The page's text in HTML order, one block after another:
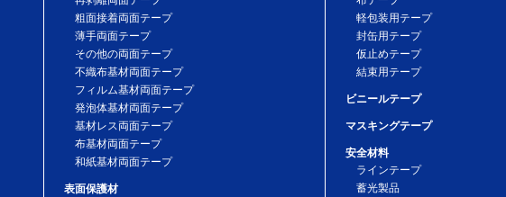
粗面接着両面テープ
薄手両面テープ
その他の両面テープ
不織布基材両面テープ
フィルム基材両面テープ
発泡体基材両面テープ
基材レス両面テープ
布基材両面テープ
和紙基材両面テープ
表面保護材
軽包装用テープ
封缶用テープ
仮止めテープ
結束用テープ
ビニールテープ
マスキングテープ
安全材料
ラインテープ
蓄光製品